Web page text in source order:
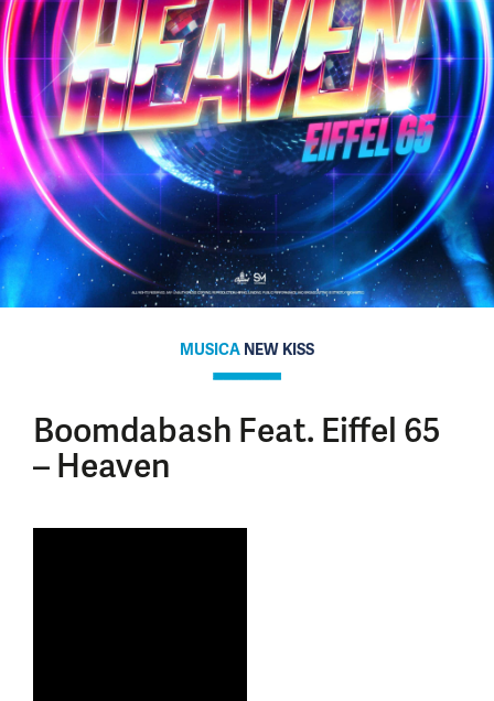
MUSICA NEW KISS
Boomdabash Feat. Eiffel 65
– Heaven